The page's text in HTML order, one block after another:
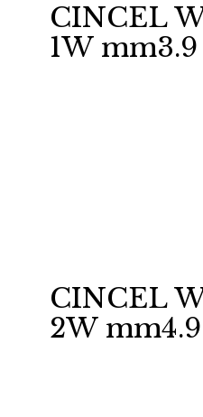
CINCEL
1W mm3.9
CINCEL
2W mm4.9